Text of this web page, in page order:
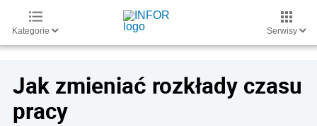
Kategorie Serwisy
Jak zmieniać rozkłady czasu
pracy